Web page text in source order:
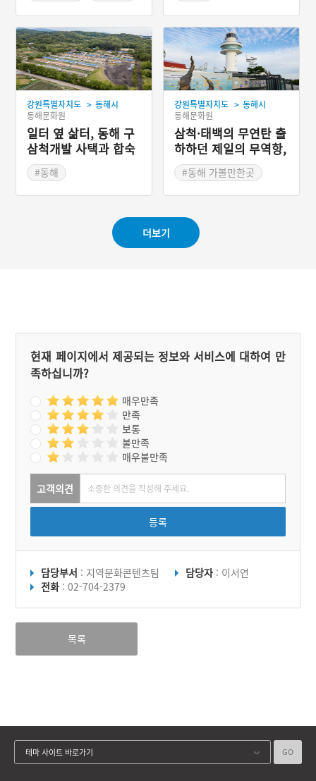
#강원도 축제
#전쟁시설
강원특별자치도 > 동해시
동해문화원
일터 옆 삶터, 동해 구
삼척개발 사택과 합숙
소#동해
강원특별자치도 > 동해시
동해문화원
삼척·태백의 무연탄 출
하하던 제일의 무역항,
동해 묵호항
#동해 가볼만한곳
더보기
현재 페이지에서 제공되는 정보와 서비스에 대하여 만
족하십니까?
매우만족
만족
보통
불만족
매우불만족
고객의견
등록
담당부서 : 지역문화콘텐츠팀 담당자 : 이서연
전화 : 02-704-2379
목록
테마 사이트 바로가기 GO